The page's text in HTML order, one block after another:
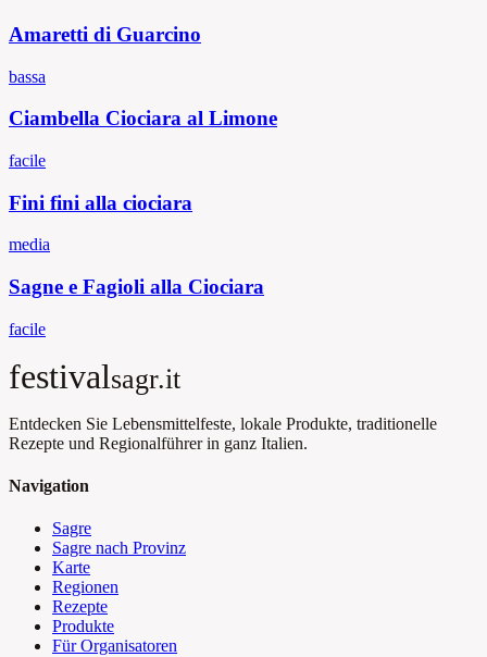
Amaretti di Guarcino
bassa
Ciambella Ciociara al Limone
facile
Fini fini alla ciociara
media
Sagne e Fagioli alla Ciociara
facile
festivalsagr.it
Entdecken Sie Lebensmittelfeste, lokale Produkte, traditionelle
Rezepte und Regionalführer in ganz Italien.
Navigation
Sagre
Sagre nach Provinz
Karte
Regionen
Rezepte
Produkte
Für Organisatoren